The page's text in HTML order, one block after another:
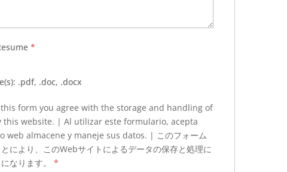
*
.pdf, .doc, .docx
form you agree with the storage and handling of
this website. | Al utilizar este formulario, acepta
web almacene y maneje sus datos. | このフォーム
により、このWebサイトによるデータの保存と処理に
なります。 *